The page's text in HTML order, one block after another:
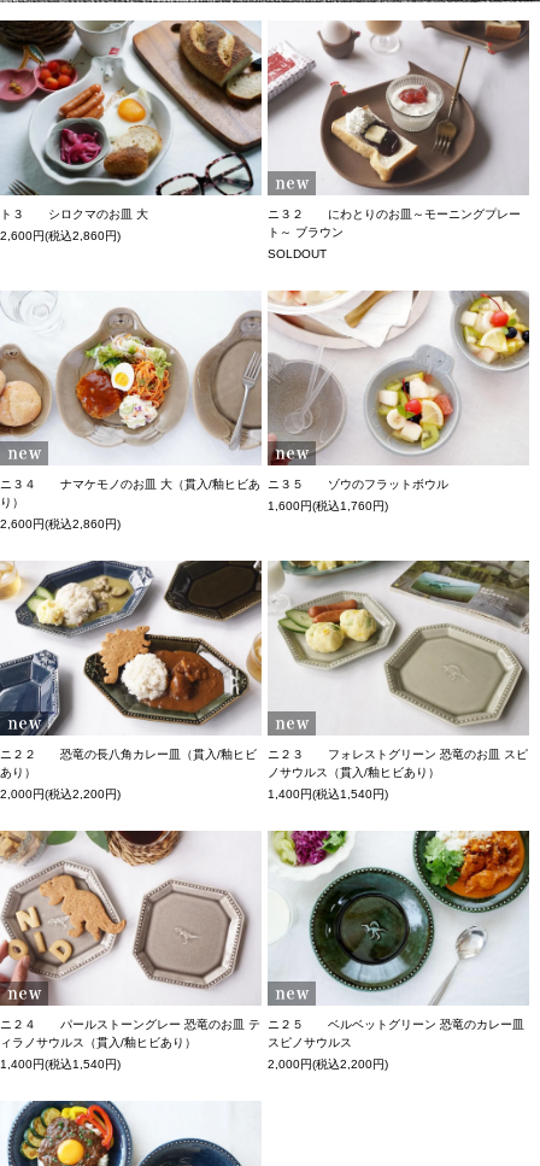
ト３ シロクマのお皿 大
2,600円(税込2,860円)
ニ３２ にわとりのお皿～モーニングプレー
ト～ ブラウン
SOLDOUT
ニ３４ ナマケモノのお皿 大（貫入/釉ヒビあ
り）
2,600円(税込2,860円)
ニ３５ ゾウのフラットボウル
1,600円(税込1,760円)
ニ２２ 恐竜の長八角カレー皿（貫入/釉ヒビ
あり）
2,000円(税込2,200円)
ニ２３ フォレストグリーン 恐竜のお皿 スピ
ノサウルス（貫入/釉ヒビあり）
1,400円(税込1,540円)
ニ２４ パールストーングレー 恐竜のお皿 テ
ィラノサウルス（貫入/釉ヒビあり）
1,400円(税込1,540円)
ニ２５ ベルベットグリーン 恐竜のカレー皿
スピノサウルス
2,000円(税込2,200円)